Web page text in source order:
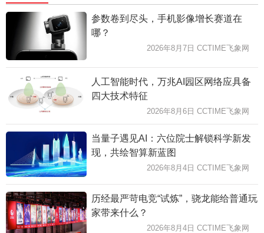
参数卷到尽头，手机影像增长赛道在
哪？
2026年8月7日 CCTIME飞象网
人工智能时代，万兆AI园区网络应具备
四大技术特征
2026年8月6日 CCTIME飞象网
当量子遇见AI：六位院士解锁科学新发
现，共绘智算新蓝图
2026年8月4日 CCTIME飞象网
历经最严苛电竞“试炼”，骁龙能给普通玩
家带来什么？
2026年8月4日 CCTIME飞象网